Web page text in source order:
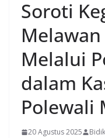
Soroti
Melalui
dalam
Polewali
20 Agustus 2025